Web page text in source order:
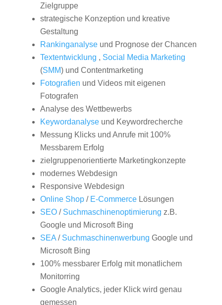
Zielgruppe
strategische Konzeption und kreative
Gestaltung
Rankinganalyseund Prognose der Chancen
Textentwicklung , Social Media Marketing
(SMM) und Contentmarketing
Fotografien und Videos mit eigenen
Fotografen
Analyse des Wettbewerbs
Keywordanalyseund Keywordrecherche
Messung Klicks und Anrufe mit 100%
Messbarem Erfolg
zielgruppenorientierte Marketingkonzepte
modernes Webdesign
Responsive Webdesign
Online Shop/ E-CommerceLösungen
SEO/ Suchmaschinenoptimierung z.B.
Google und Microsoft Bing
SEA/ Suchmaschinenwerbung Google und
Microsoft Bing
100% messbarer Erfolg mit monatlichem
Monitorring
Google Analytics, jeder Klick wird genau
gemessen